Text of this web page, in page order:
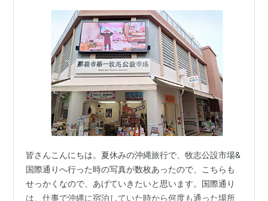
皆さんこんにちは。夏休みの沖縄旅行で、牧志公設市場&
国際通りへ行った時の写真が数枚あったので、こちらも
せっかくなので、あげていきたいと思います。国際通り
は、仕事で沖縄に宿泊していた時から何度も通った場所